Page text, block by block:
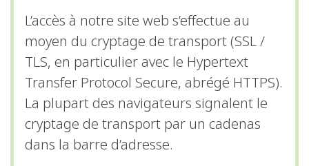
L’accès à notre site web s’effectue au
moyen du cryptage de transport (SSL /
TLS, en particulier avec le Hypertext
Transfer Protocol Secure, abrégé HTTPS).
La plupart des navigateurs signalent le
cryptage de transport par un cadenas
dans la barre d’adresse.